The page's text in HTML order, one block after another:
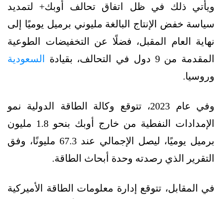
ويأتي ذلك في ظل اتفاق تحالف أوبك+ لتمديد
سياسة خفض الإنتاج البالغة مليوني برميل يوميًا إلى
نهاية العام المقبل، فضلًا عن التخفيضات الطوعية
المقدمة من 9 دول في التحالف، بقيادة
السعودية
وروسيا.
وفي عام 2023، تتوقع وكالة الطاقة الدولية نمو
الإمدادات النفطية من خارج أوبك بنحو 1.8 مليون
برميل يوميًا، ليصل الإجمالي عند 67.3 مليونًا، وفق
التقرير الذي رصدته وحدة أبحاث الطاقة.
في المقابل، تتوقع إدارة معلومات الطاقة الأميركية